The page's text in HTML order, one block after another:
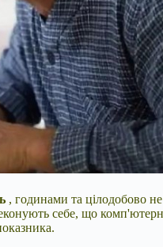
, годинами та цілодобово
себе, що